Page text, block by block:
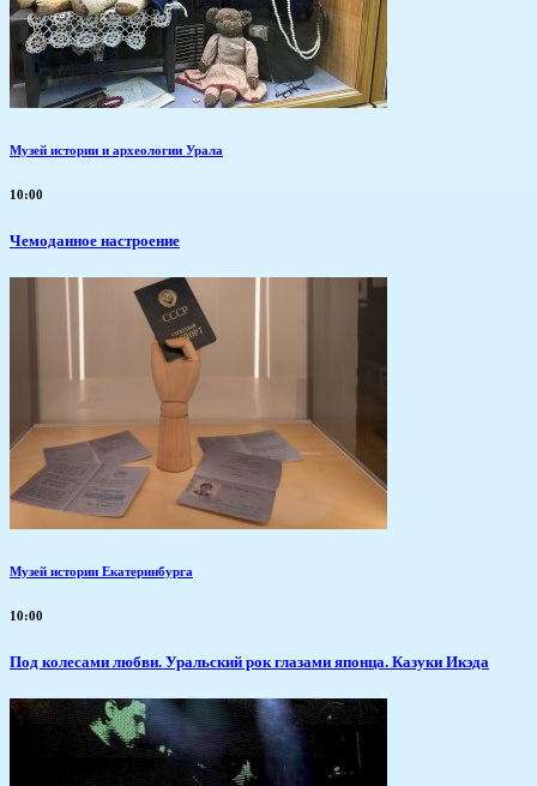
Музей истории и археологии Урала
10:00
Чемоданное настроение
Музей истории Екатеринбурга
10:00
Под колесами любви. Уральский рок глазами японца. Казуки Икэда